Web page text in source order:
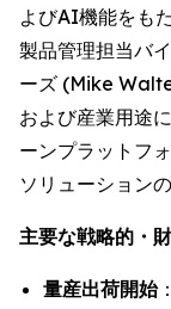
よびAI機能をも
製品管理担当バ
ーズ (Mike
および産業用途
ーンプラットフ
ソリューション
主要な戦略的・
量産出荷開始